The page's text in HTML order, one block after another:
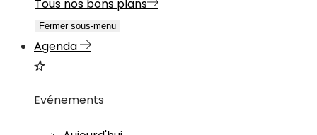
Tous nos bons plans
Fermer sous-menu
Agenda
Evénements